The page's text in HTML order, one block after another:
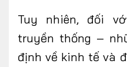
Tuy nhiên, đối
truyền thống –
định về kinh tế và